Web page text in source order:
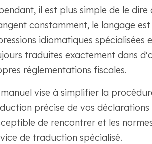
il est plus simple de le
constamment, le langage
idiomatiques spécialisées
traduites exactement dans
réglementations fiscales.
vise à simplifier la
précise de vos
de rencontrer et les
de traduction spécialisé.